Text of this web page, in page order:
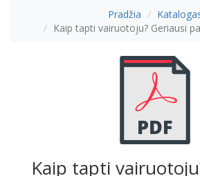
Pradžia
Kaip tapti vairuotoju? Geriausi
Kaip tapti